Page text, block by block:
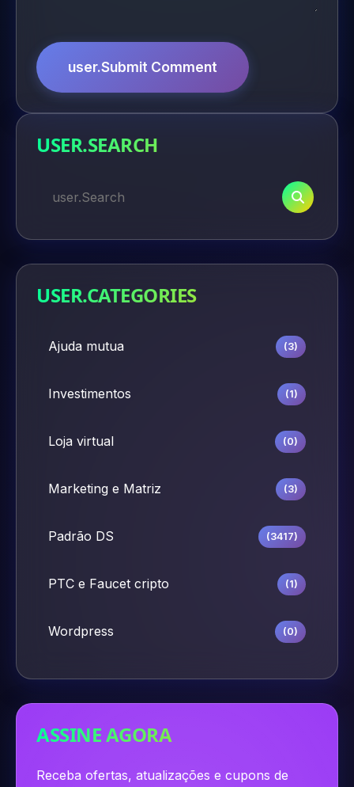
user.Submit Comment
USER.SEARCH
USER.CATEGORIES
Ajuda mutua (3)
Investimentos (1)
Loja virtual (0)
Marketing e Matriz (3)
Padrão DS (3417)
PTC e Faucet cripto (1)
Wordpress (0)
ASSINE AGORA
Receba ofertas, atualizações e cupons de